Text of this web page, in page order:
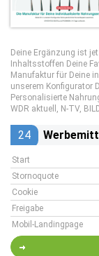
Deine Ergänzung ist
Inhaltsstoffen Deine
Manufaktur für Deine
unserem Konfigurator
Personalisierte
WDR aktuell, N-TV,
24
Start
Stornoquote
Cookie
Freigabe
Mobil-Landingpage